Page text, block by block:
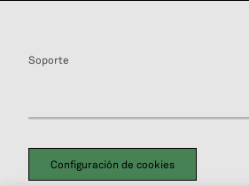
Soporte
Configuración de cookies